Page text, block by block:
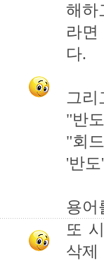
해하
라
다.
그리
"반
"회
'반
용어
또
삭제